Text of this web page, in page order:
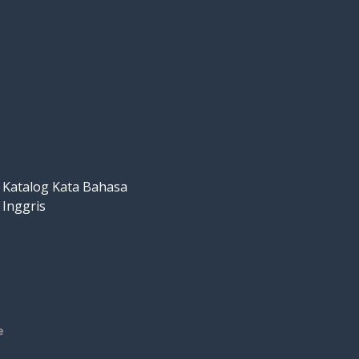
Katalog Kata Bahasa
Inggris